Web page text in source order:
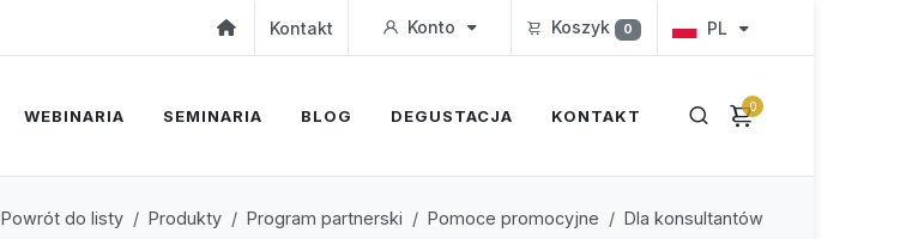
Kontakt Konto Koszyk 0 PL
0
WEBINARIA SEMINARIA BLOG DEGUSTACJA KONTAKT
Powrót do listy Produkty Program partnerski Pomoce promocyjne Dla konsultantów